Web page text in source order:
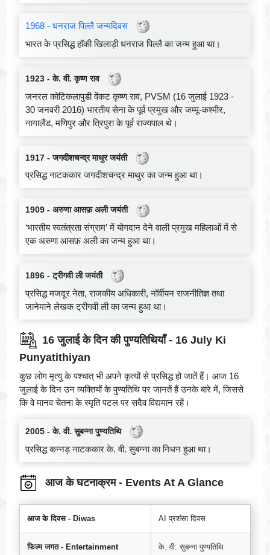
1968 - धनराज पिल्लै जन्मदिवस
भारत के प्रसिद्ध हॉकी खिलाड़ी धनराज पिल्लै का जन्म हुआ था।
1923 - के. वी. कृष्ण राव
जनरल कोटिकलापुडी वेंकट कृष्ण राव, PVSM (16 जुलाई 1923 -
30 जनवरी 2016) भारतीय सेना के पूर्व प्रमुख और जम्मू-कश्मीर,
नागालैंड, मणिपुर और त्रिपुरा के पूर्व राज्यपाल थे।
1917 - जगदीशचन्द्र माथुर जयंती
प्रसिद्ध नाटककार जगदीशचन्द्र माथुर का जन्म हुआ था।
1909 - अरुणा आसफ़ अली जयंती
‘भारतीय स्वतंत्रता संग्राम’ में योगदान देने वाली प्रमुख महिलाओं में से
एक अरुणा आसफ़ अली का जन्म हुआ था।
1896 - ट्रीगवी ली जयंती
प्रसिद्ध मजदूर नेता, राजकीय अधिकारी, नॉर्वीयन राजनीतिज्ञ तथा
जानेमाने लेखक ट्रीगवी ली का जन्म हुआ था।
16 जुलाई के दिन की पुण्यतिथियाँ - 16 July Ki
Punyatithiyan
कुछ लोग मृत्यु के पश्चात् भी अपने कृत्यों से प्रसिद्ध हो जातें हैं। आज 16
जुलाई के दिन उन व्यक्तियों के पुण्यतिथि पर जानतें हैं उनके बारे में, जिससे
कि वे मानव चेतना के स्मृति पटल पर सदैव विद्यमान रहें।
2005 - के. वी. सुबन्ना पुण्यतिथि
प्रसिद्ध कन्नड़ नाटककार के. वी. सुबन्ना का निधन हुआ था।
आज के घटनाक्रम - Events At A Glance
आज के दिवस - Diwas AI प्रशंसा दिवस
फिल्म जगत - Entertainment के. वी. सुबन्ना पुण्यतिथि